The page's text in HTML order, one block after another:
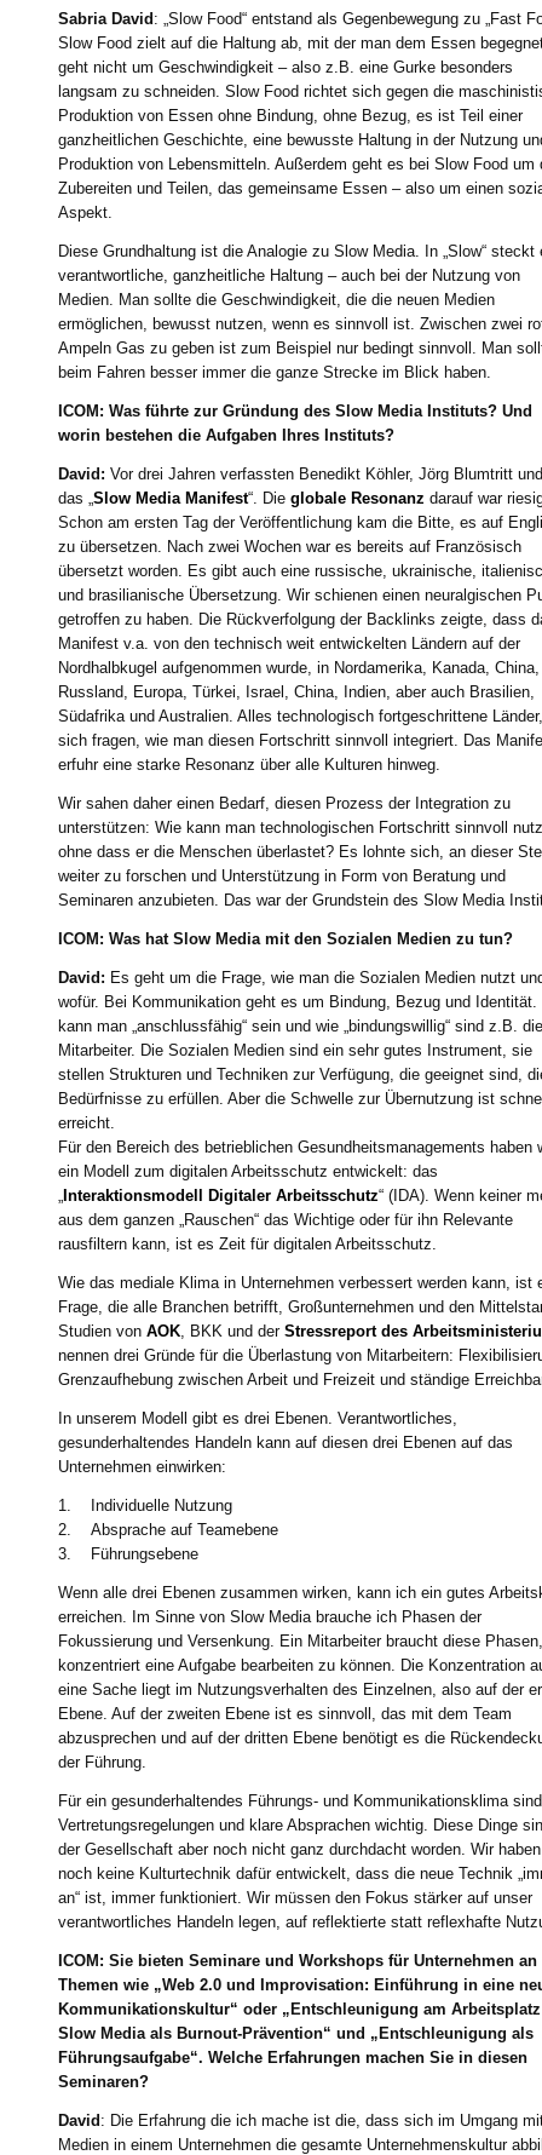
Sabria David: „Slow Food“ entstand als Gegenbewegung zu „Fast
Slow Food zielt auf die Haltung ab, mit der man dem Essen
geht nicht um Geschwindigkeit – also z.B. eine Gurke besonders
langsam zu schneiden. Slow Food richtet sich gegen die
Produktion von Essen ohne Bindung, ohne Bezug, es ist Teil einer
ganzheitlichen Geschichte, eine bewusste Haltung in der Nutzung
Produktion von Lebensmitteln. Außerdem geht es bei Slow Food um
Zubereiten und Teilen, das gemeinsame Essen – also um einen
Aspekt.
Diese Grundhaltung ist die Analogie zu Slow Media. In „Slow“ steckt
verantwortliche, ganzheitliche Haltung – auch bei der Nutzung von
Medien. Man sollte die Geschwindigkeit, die die neuen Medien
ermöglichen, bewusst nutzen, wenn es sinnvoll ist. Zwischen zwei
Ampeln Gas zu geben ist zum Beispiel nur bedingt sinnvoll. Man
beim Fahren besser immer die ganze Strecke im Blick haben.
ICOM: Was führte zur Gründung des Slow Media Instituts? Und
worin bestehen die Aufgaben Ihres Instituts?
David: Vor drei Jahren verfassten Benedikt Köhler, Jörg Blumtritt
das „ Slow Media Manifest“. Die globale Resonanz darauf war
Schon am ersten Tag der Veröffentlichung kam die Bitte, es auf
zu übersetzen. Nach zwei Wochen war es bereits auf Französisch
übersetzt worden. Es gibt auch eine russische, ukrainische,
und brasilianische Übersetzung. Wir schienen einen neuralgischen
getroffen zu haben. Die Rückverfolgung der Backlinks zeigte, dass
Manifest v.a. von den technisch weit entwickelten Ländern auf der
Nordhalbkugel aufgenommen wurde, in Nordamerika, Kanada, China,
Russland, Europa, Türkei, Israel, China, Indien, aber auch Brasilien,
Südafrika und Australien. Alles technologisch fortgeschrittene
sich fragen, wie man diesen Fortschritt sinnvoll integriert. Das
erfuhr eine starke Resonanz über alle Kulturen hinweg.
Wir sahen daher einen Bedarf, diesen Prozess der Integration zu
unterstützen: Wie kann man technologischen Fortschritt sinnvoll
ohne dass er die Menschen überlastet? Es lohnte sich, an dieser
weiter zu forschen und Unterstützung in Form von Beratung und
Seminaren anzubieten. Das war der Grundstein des Slow Media
ICOM: Was hat Slow Media mit den Sozialen Medien zu tun?
David: Es geht um die Frage, wie man die Sozialen Medien nutzt
wofür. Bei Kommunikation geht es um Bindung, Bezug und Identität.
kann man „anschlussfähig“ sein und wie „bindungswillig“ sind z.B. die
Mitarbeiter. Die Sozialen Medien sind ein sehr gutes Instrument, sie
stellen Strukturen und Techniken zur Verfügung, die geeignet sind,
Bedürfnisse zu erfüllen. Aber die Schwelle zur Übernutzung ist
erreicht.
Für den Bereich des betrieblichen Gesundheitsmanagements haben
ein Modell zum digitalen Arbeitsschutz entwickelt: das
Interaktionsmodell Digitaler Arbeitsschutz“ (IDA). Wenn keiner
aus dem ganzen „Rauschen“ das Wichtige oder für ihn Relevante
rausfiltern kann, ist es Zeit für digitalen Arbeitsschutz.
Wie das mediale Klima in Unternehmen verbessert werden kann, ist
Frage, die alle Branchen betrifft, Großunternehmen und den
Studien von AOK , BKK und der Stressreport des
nennen drei Gründe für die Überlastung von Mitarbeitern:
Grenzaufhebung zwischen Arbeit und Freizeit und ständige
In unserem Modell gibt es drei Ebenen. Verantwortliches,
gesunderhaltendes Handeln kann auf diesen drei Ebenen auf das
Unternehmen einwirken:
1. Individuelle Nutzung
2. Absprache auf Teamebene
3. Führungsebene
Wenn alle drei Ebenen zusammen wirken, kann ich ein gutes
erreichen. Im Sinne von Slow Media brauche ich Phasen der
Fokussierung und Versenkung. Ein Mitarbeiter braucht diese
konzentriert eine Aufgabe bearbeiten zu können. Die Konzentration
eine Sache liegt im Nutzungsverhalten des Einzelnen, also auf der
Ebene. Auf der zweiten Ebene ist es sinnvoll, das mit dem Team
abzusprechen und auf der dritten Ebene benötigt es die
der Führung.
Für ein gesunderhaltendes Führungs- und Kommunikationsklima sind
Vertretungsregelungen und klare Absprachen wichtig. Diese Dinge
der Gesellschaft aber noch nicht ganz durchdacht worden. Wir haben
noch keine Kulturtechnik dafür entwickelt, dass die neue Technik
an“ ist, immer funktioniert. Wir müssen den Fokus stärker auf unser
verantwortliches Handeln legen, auf reflektierte statt reflexhafte
ICOM: Sie bieten Seminare und Workshops für Unternehmen an
Themen wie „Web 2.0 und Improvisation: Einführung in eine
Kommunikationskultur“ oder „Entschleunigung am
Slow Media als Burnout-Prävention“ und „Entschleunigung als
Führungsaufgabe“. Welche Erfahrungen machen Sie in diesen
Seminaren?
David: Die Erfahrung die ich mache ist die, dass sich im Umgang
Medien in einem Unternehmen die gesamte Unternehmenskultur